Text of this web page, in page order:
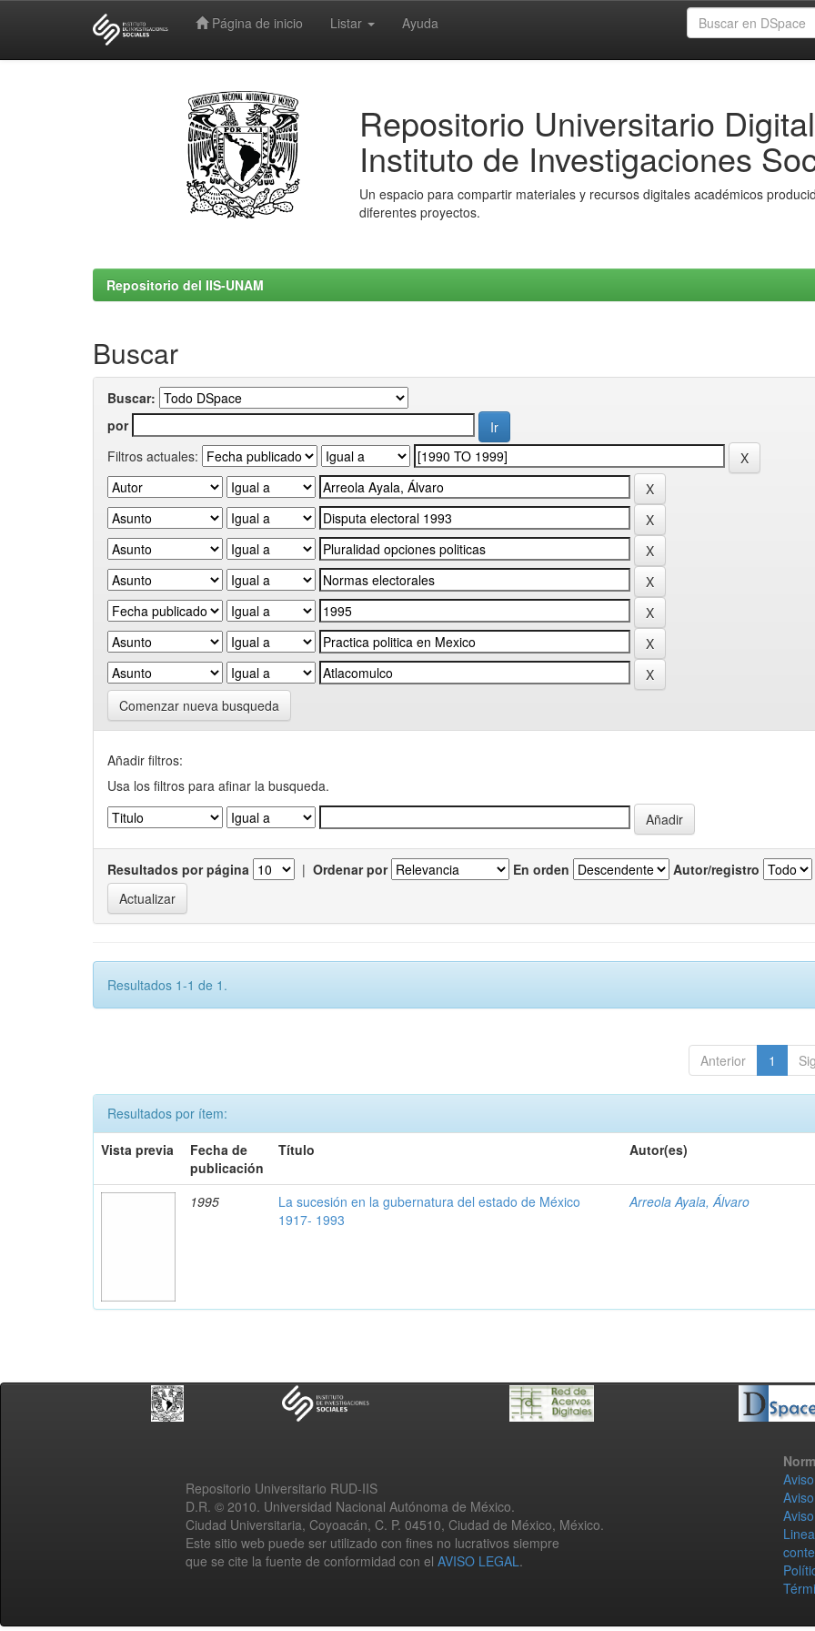
Página de inicio Listar Ayuda
Repositorio Universitario Digital
Instituto de Investigaciones
Un espacio para compartir materiales y recursos digitales académicos
diferentes proyectos.
Repositorio del IIS-UNAM
Buscar
Buscar:
por
Filtros actuales:
Comenzar nueva busqueda
Añadir filtros:
Usa los filtros para afinar la busqueda.
Resultados por página | Ordenar por En orden Autor/registro
Resultados 1-1 de 1.
Anterior 1
Resultados por ítem:
Vista previa
Fecha de
publicación
Título Autor(es)
1995
La sucesión en la gubernatura del estado de México
1917- 1993
Arreola Ayala, Álvaro
Repositorio Universitario RUD-IIS
D.R. © 2010. Universidad Nacional Autónoma de México.
Ciudad Universitaria, Coyoacán, C. P. 04510, Ciudad de México, México.
Este sitio web puede ser utilizado con fines no lucrativos siempre
que se cite la fuente de conformidad con el AVISO LEGAL.